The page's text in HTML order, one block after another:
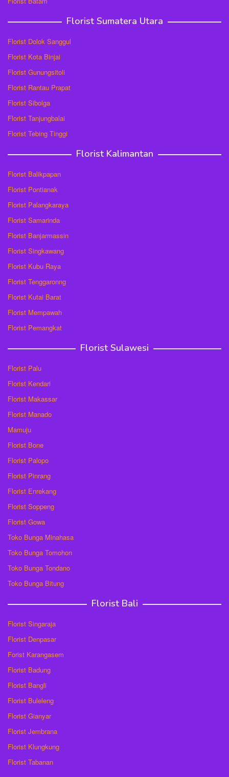
Florist Sumatera Utara
Florist Dolok Sanggul
Florist Kota Binjai
Florist Gunungsitoli
Florist Rantau Prapat
Florist Sibolga
Florist Tanjungbalai
Florist Tebing Tinggi
Florist Kalimantan
Florist Balikpapan
Florist Pontianak
Florist Palangkaraya
Florist Samarinda
Florist Banjarmassin
Florist Singkawang
Florist Kubu Raya
Florist Tenggaronng
Florist Kutai Barat
Florist Mempawah
Florist Pemangkat
Florist Sulawesi
Florist Palu
Florist Kendari
Florist Makassar
Florist Manado
Mamuju
Florist Bone
Florist Palopo
Florist Pinrang
Florist Enrekang
Florist Soppeng
Florist Gowa
Toko Bunga Minahasa
Toko Bunga Tomohon
Toko Bunga Tondano
Toko Bunga Bitung
Florist Bali
Florist Singaraja
Florist Denpasar
Forist Karangasem
Florist Badung
Florist Bangli
Florist Buleleng
Florist Gianyar
Florist Jembrana
Florist Klungkung
Florist Tabanan